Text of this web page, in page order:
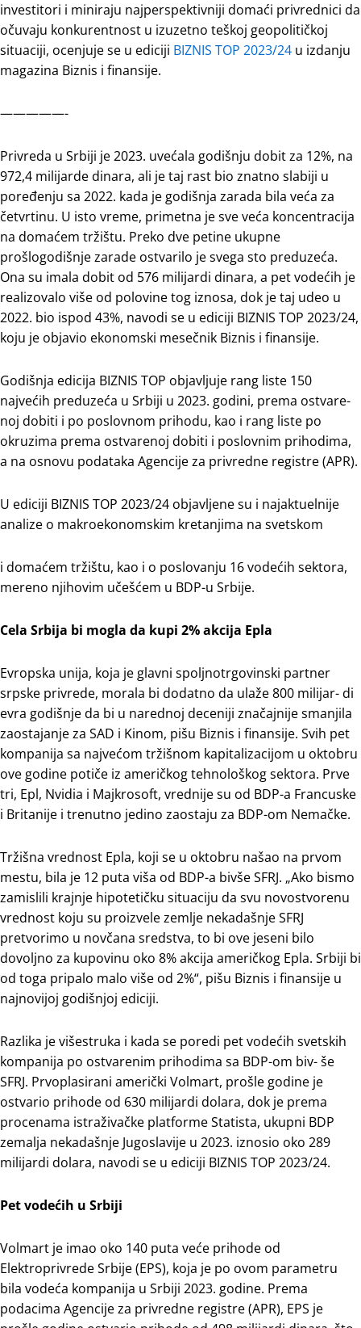
investitori i miniraju najperspektivniji domaći privrednici da
očuvaju konkurentnost u izuzetno teškoj geopolitičkoj
situaciji, ocenjuje se u ediciji BIZNIS TOP 2023/24 u izdanju
magazina Biznis i finansije.
—————-
Privreda u Srbiji je 2023. uvećala godišnju dobit za 12%, na
972,4 milijarde dinara, ali je taj rast bio znatno slabiji u
poređenju sa 2022. kada je godišnja zarada bila veća za
četvrtinu. U isto vreme, primetna je sve veća koncentracija
na domaćem tržištu. Preko dve petine ukupne
prošlogodišnje zarade ostvarilo je svega sto preduzeća.
Ona su imala dobit od 576 milijardi dinara, a pet vodećih je
realizovalo više od polovine tog iznosa, dok je taj udeo u
2022. bio ispod 43%, navodi se u ediciji BIZNIS TOP 2023/24,
koju je objavio ekonomski mesečnik Biznis i finansije.
Godišnja edicija BIZNIS TOP objavljuje rang liste 150
najvećih preduzeća u Srbiji u 2023. godini, prema ostvare-
noj dobiti i po poslovnom prihodu, kao i rang liste po
okruzima prema ostvarenoj dobiti i poslovnim prihodima,
a na osnovu podataka Agencije za privredne registre (APR).
U ediciji BIZNIS TOP 2023/24 objavljene su i najaktuelnije
analize o makroekonomskim kretanjima na svetskom
i domaćem tržištu, kao i o poslovanju 16 vodećih sektora,
mereno njihovim učešćem u BDP-u Srbije.
Cela Srbija bi mogla da kupi 2% akcija Epla
Evropska unija, koja je glavni spoljnotrgovinski partner
srpske privrede, morala bi dodatno da ulaže 800 milijar- di
evra godišnje da bi u narednoj deceniji značajnije smanjila
zaostajanje za SAD i Kinom, pišu Biznis i finansije. Svih pet
kompanija sa najvećom tržišnom kapitalizacijom u oktobru
ove godine potiče iz američkog tehnološkog sektora. Prve
tri, Epl, Nvidia i Majkrosoft, vrednije su od BDP-a Francuske
i Britanije i trenutno jedino zaostaju za BDP-om Nemačke.
Tržišna vrednost Epla, koji se u oktobru našao na prvom
mestu, bila je 12 puta viša od BDP-a bivše SFRJ. „Ako bismo
zamislili krajnje hipotetičku situaciju da svu novostvorenu
vrednost koju su proizvele zemlje nekadašnje SFRJ
pretvorimo u novčana sredstva, to bi ove jeseni bilo
dovoljno za kupovinu oko 8% akcija američkog Epla. Srbiji bi
od toga pripalo malo više od 2%“, pišu Biznis i finansije u
najnovijoj godišnjoj ediciji.
Razlika je višestruka i kada se poredi pet vodećih svetskih
kompanija po ostvarenim prihodima sa BDP-om biv- še
SFRJ. Prvoplasirani američki Volmart, prošle godine je
ostvario prihode od 630 milijardi dolara, dok je prema
procenama istraživačke platforme Statista, ukupni BDP
zemalja nekadašnje Jugoslavije u 2023. iznosio oko 289
milijardi dolara, navodi se u ediciji BIZNIS TOP 2023/24.
Pet vodećih u Srbiji
Volmart je imao oko 140 puta veće prihode od
Elektroprivrede Srbije (EPS), koja je po ovom parametru
bila vodeća kompanija u Srbiji 2023. godine. Prema
podacima Agencije za privredne registre (APR), EPS je